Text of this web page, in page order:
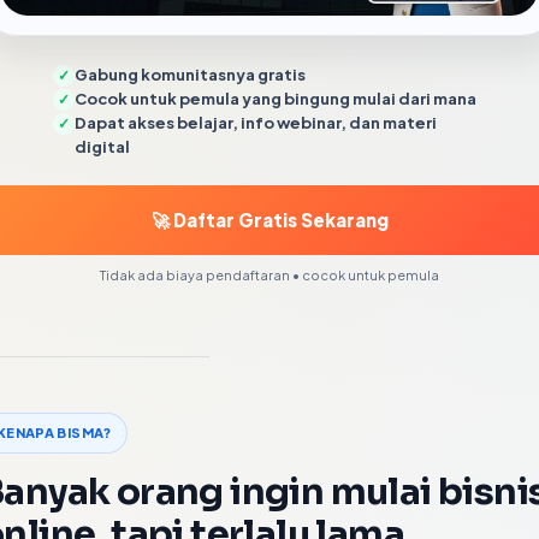
✓ Gabung komunitasnya gratis
✓ Cocok untuk pemula yang bingung mulai dari mana
✓ Dapat akses belajar, info webinar, dan materi
digital
🚀 Daftar Gratis Sekarang
Tidak ada biaya pendaftaran • cocok untuk pemula
BISMA?
orang ingin mulai